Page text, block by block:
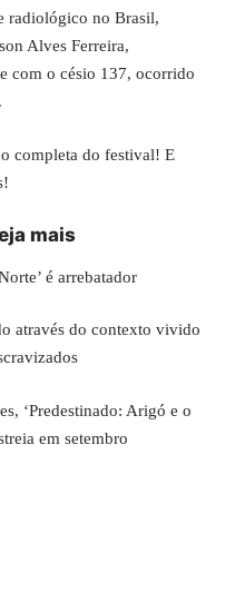
radiológico no Brasil,
Alves Ferreira,
com o césio 137, ocorrido
completa do festival! E
!
mais
é arrebatador
através do contexto vivido
‘Predestinado: Arigó e o
em setembro